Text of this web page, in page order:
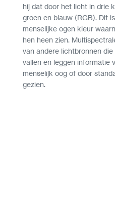
hij dat door het licht in drie
groen en blauw (RGB). Dit
menselijke ogen kleur
hen heen zien.
van andere lichtbronnen
vallen en leggen informatie
menselijk oog of door
gezien.